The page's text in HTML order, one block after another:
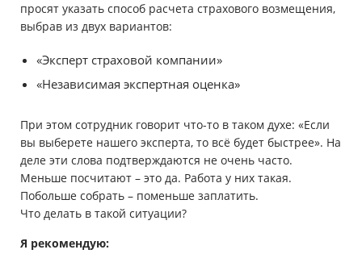
просят указать способ расчета страхового возмещения,
выбрав из двух вариантов:
«Эксперт страховой компании»
«Независимая экспертная оценка»
При этом сотрудник говорит что-то в таком духе: «Если
вы выберете нашего эксперта, то всё будет быстрее». На
деле эти слова подтверждаются не очень часто.
Меньше посчитают – это да. Работа у них такая.
Побольше собрать – поменьше заплатить.
Что делать в такой ситуации?
Я рекомендую: